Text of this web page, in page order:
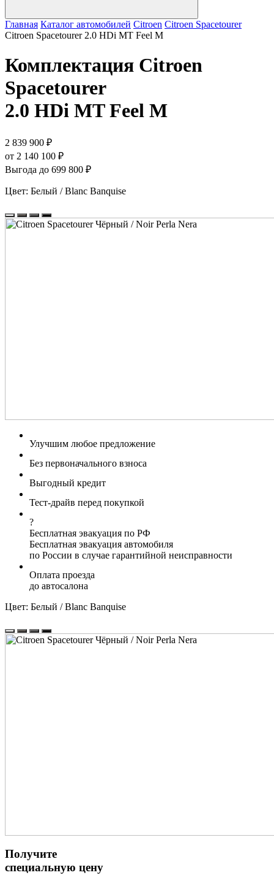
Главная Каталог автомобилей Citroen Citroen Spacetourer
Citroen Spacetourer 2.0 HDi MT Feel M
Комплектация Citroen
Spacetourer
2.0 HDi MT Feel M
2 839 900 ₽
от 2 140 100 ₽
Выгода до 699 800 ₽
Цвет: Белый / Blanc Banquise
Улучшим любое предложение
Без первоначального взноса
Выгодный кредит
Тест-драйв перед покупкой
?
Бесплатная эвакуация по РФ
Бесплатная эвакуация автомобиля
по России в случае гарантийной неисправности
Оплата проезда
до автосалона
Цвет: Белый / Blanc Banquise
Получите
специальную цену